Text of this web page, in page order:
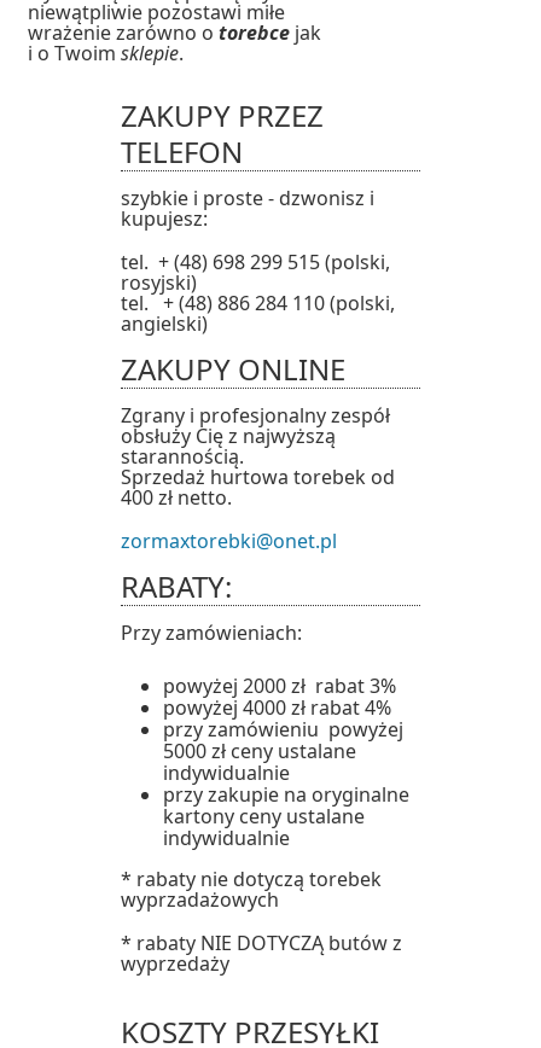
niewątpliwie pozostawi miłe
wrażenie zarówno otorebce jak
i o Twoimsklepie.
ZAKUPY PRZEZ
TELEFON
szybkie i proste - dzwonisz i
kupujesz:
tel. + (48) 698 299 515 (polski,
rosyjski)
tel. + (48) 886 284 110 (polski,
angielski)
ZAKUPY ONLINE
Zgrany i profesjonalny zespół
obsłuży Cię z najwyższą
starannością.
Sprzedaż hurtowa torebek od
400 zł netto.
zormaxtorebki@onet.pl
RABATY:
Przy zamówieniach:
powyżej 2000 zł rabat 3%
powyżej 4000 zł rabat 4%
przy zamówieniu powyżej
5000 zł ceny ustalane
indywidualnie
przy zakupie na oryginalne
kartony ceny ustalane
indywidualnie
* rabaty nie dotyczą torebek
wyprzadażowych
* rabaty NIE DOTYCZĄ butów z
wyprzedaży
KOSZTY PRZESYŁKI